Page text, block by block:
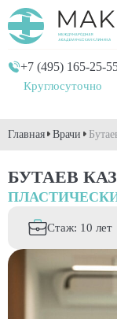
Круглосуточно
+7 (495) 165-25-
Главная Врачи
БУТАЕВ
Стаж: 10 лет